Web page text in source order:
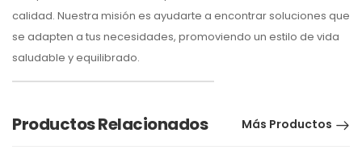
calidad. Nuestra misión es ayudarte a encontrar soluciones que
se adapten a tus necesidades, promoviendo un estilo de vida
saludable y equilibrado.
Productos Relacionados Más Productos